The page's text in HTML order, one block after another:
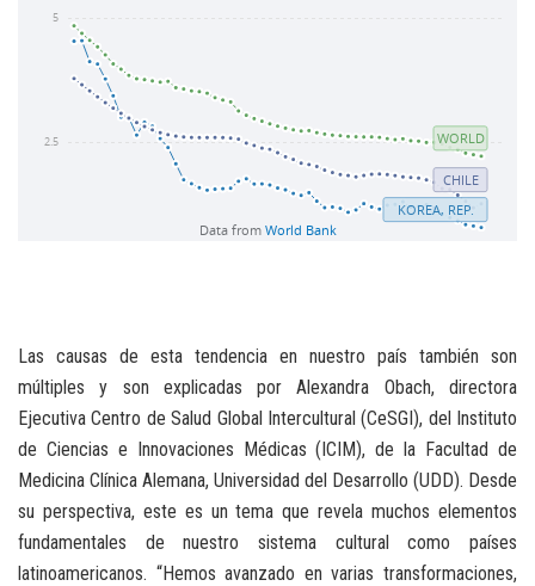
Las causas de esta tendencia en nuestro país también son
múltiples y son explicadas por Alexandra Obach, directora
Ejecutiva Centro de Salud Global Intercultural (CeSGI), del Instituto
de Ciencias e Innovaciones Médicas (ICIM), de la Facultad de
Medicina Clínica Alemana, Universidad del Desarrollo (UDD). Desde
su perspectiva, este es un tema que revela muchos elementos
fundamentales de nuestro sistema cultural como países
latinoamericanos. “Hemos avanzado en varias transformaciones,